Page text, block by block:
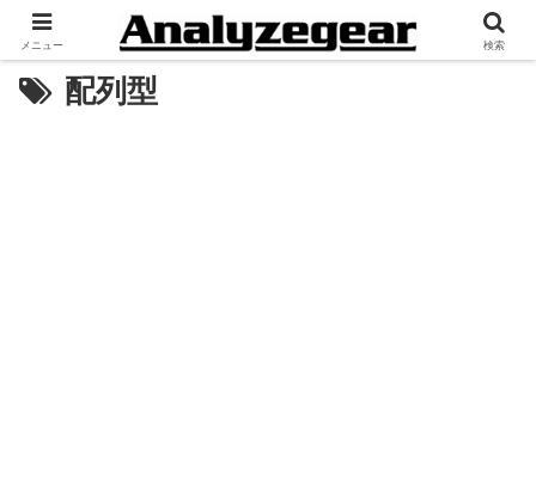
配列型
メニュー 検索